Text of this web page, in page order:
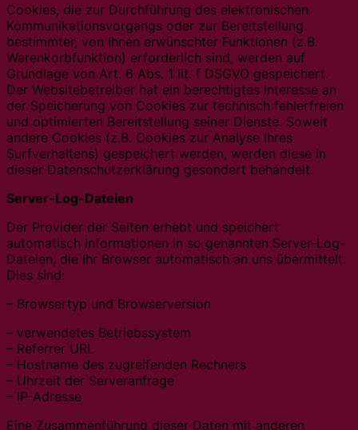
Cookies, die zur Durchführung des elektronischen
Kommunikationsvorgangs oder zur Bereitstellung
bestimmter, von Ihnen erwünschter Funktionen (z.B.
Warenkorbfunktion) erforderlich sind, werden auf
Grundlage von Art. 6 Abs. 1 lit. f DSGVO gespeichert.
Der Websitebetreiber hat ein berechtigtes Interesse an
der Speicherung von Cookies zur technisch fehlerfreien
und optimierten Bereitstellung seiner Dienste. Soweit
andere Cookies (z.B. Cookies zur Analyse Ihres
Surfverhaltens) gespeichert werden, werden diese in
dieser Datenschutzerklärung gesondert behandelt.
Server-Log-Dateien
Der Provider der Seiten erhebt und speichert
automatisch Informationen in so genannten Server-Log-
Dateien, die Ihr Browser automatisch an uns übermittelt.
Dies sind:
– Browsertyp und Browserversion
– verwendetes Betriebssystem
– Referrer URL
– Hostname des zugreifenden Rechners
– Uhrzeit der Serveranfrage
– IP-Adresse
Eine Zusammenführung dieser Daten mit anderen